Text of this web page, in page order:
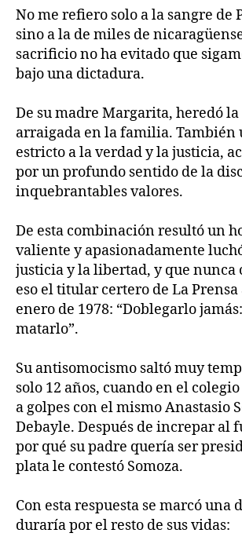
No me refiero solo a la sangre de
sino a la de miles de
sacrificio no ha evitado que
bajo una dictadura.
De su madre Margarita, heredó
arraigada en la familia. También
estricto a la verdad y la justicia,
por un profundo sentido de la
inquebrantables valores.
De esta combinación resultó un
valiente y apasionadamente
justicia y la libertad, y que nunca
eso el titular certero de La Prensa
enero de 1978: “Doblegarlo
matarlo”.
Su antisomocismo saltó muy
solo 12 años, cuando en el
a golpes con el mismo Anastasio
Debayle. Después de increpar al
por qué su padre quería ser
plata le contestó Somoza.
Con esta respuesta se marcó una
duraría por el resto de sus vidas: